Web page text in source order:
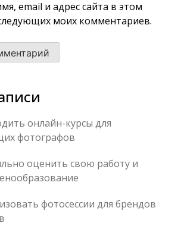
email и адрес сайта в этом
моих комментариев.
онлайн-курсы для
фотографов
оценить свою работу и
фотосессии для брендов